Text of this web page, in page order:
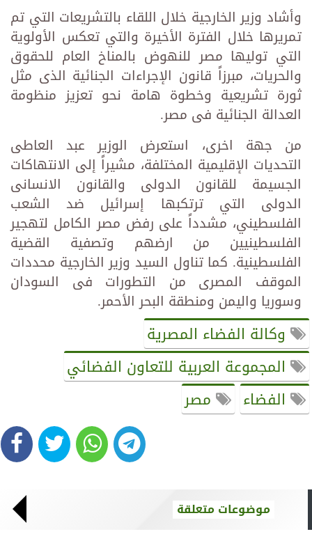
وأشاد وزير الخارجية خلال اللقاء بالتشريعات التي تم
تمريرها خلال الفترة الأخيرة والتي تعكس الأولوية
التي توليها مصر للنهوض بالمناخ العام للحقوق
والحريات، مبرزاً قانون الإجراءات الجنائية الذى مثل
ثورة تشريعية وخطوة هامة نحو تعزيز منظومة
العدالة الجنائية فى مصر.
من جهة اخرى، استعرض الوزير عبد العاطى
التحديات الإقليمية المختلفة، مشيراً إلى الانتهاكات
الجسيمة للقانون الدولى والقانون الانسانى
الدولى التي ترتكبها إسرائيل ضد الشعب
الفلسطيني، مشدداً على رفض مصر الكامل لتهجير
الفلسطينيين من ارضهم وتصفية القضية
الفلسطينية. كما تناول السيد وزير الخارجية محددات
الموقف المصرى من التطورات فى السودان
وسوريا واليمن ومنطقة البحر الأحمر.
وكالة الفضاء المصرية
المجموعة العربية للتعاون الفضائي
الفضاء
مصر
موضوعات متعلقة